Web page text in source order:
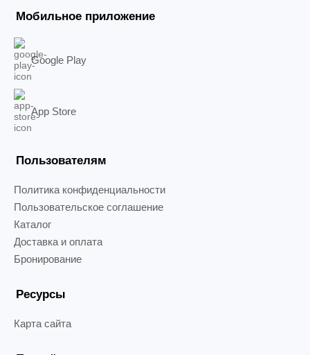
Мобильное приложение
Google Play
App Store
Пользователям
Политика конфиденциальности
Пользовательское соглашение
Каталог
Доставка и оплата
Бронирование
Ресурсы
Карта сайта